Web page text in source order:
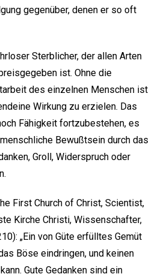
gegenüber, denen er so oft
Sterblicher, der allen Arten
ist. Ohne die
des einzelnen Menschen ist
Wirkung zu erzielen. Das
Fähigkeit fortzubestehen, es
Bewußtsein durch das
Groll, Widerspruch oder
First Church of Christ, Scientist,
Kirche Christi, Wissenschafter,
„Ein von Güte erfülltes Gemüt
Böse eindringen, und keinen
Gute Gedanken sind ein